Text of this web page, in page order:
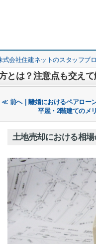
式会社住建ネットのスタッフブ
とは？注意点も交えて
≪ 前へ｜離婚におけるペアロー
平屋・2階建てのメ
土地売却における相